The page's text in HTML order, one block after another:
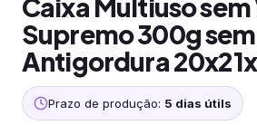
Caixa Multiuso sem
Supremo 300g
Antigordura
Prazo de produção: 5 dias útils